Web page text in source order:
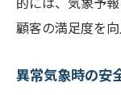
顧客の満足度を
異常気象時の安